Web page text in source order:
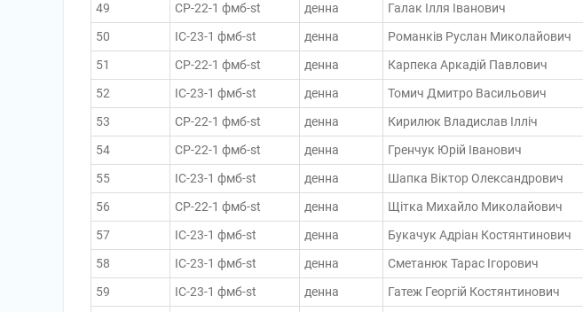
49
СР-22-1 фмб-st денна Галак Ілля Іванович
50
ІС-23-1 фмб-st денна Романків Руслан Миколайович
51
СР-22-1 фмб-st денна Карпека Аркадій Павлович
52
ІС-23-1 фмб-st денна Томич Дмитро Васильович
53
СР-22-1 фмб-st денна Кирилюк Владислав Ілліч
54
СР-22-1 фмб-st денна Гренчук Юрій Іванович
55
ІС-23-1 фмб-st денна Шапка Віктор Олександрович
56
СР-22-1 фмб-st денна Щітка Михайло Миколайович
57
ІС-23-1 фмб-st денна Букачук Адріан Костянтинович
58
ІС-23-1 фмб-st денна Сметанюк Тарас Ігорович
59
ІС-23-1 фмб-st денна Гатеж Георгій Костянтинович